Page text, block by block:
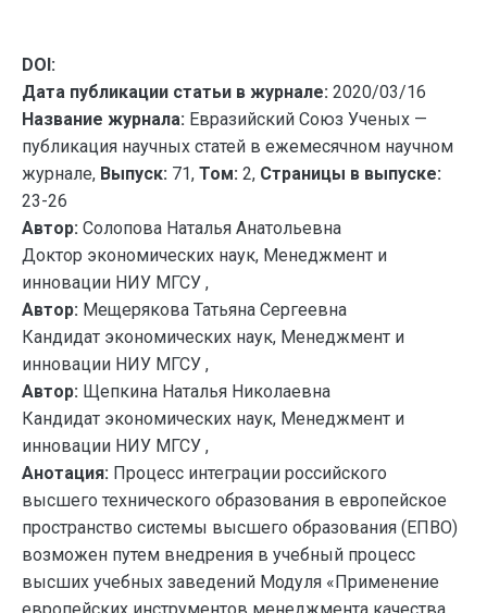
DOI:
Дата публикации статьи в журнале: 2020/03/16
Название журнала: Евразийский Союз Ученых —
публикация научных статей в ежемесячном научном
журнале, Выпуск: 71, Том: 2, Страницы в выпуске:
23-26
Автор: Солопова Наталья Анатольевна
Доктор экономических наук, Менеджмент и
инновации НИУ МГСУ ,
Автор: Мещерякова Татьяна Сергеевна
Кандидат экономических наук, Менеджмент и
инновации НИУ МГСУ ,
Автор: Щепкина Наталья Николаевна
Кандидат экономических наук, Менеджмент и
инновации НИУ МГСУ ,
Анотация: Процесс интеграции российского
высшего технического образования в европейское
пространство системы высшего образования (ЕПВО)
возможен путем внедрения в учебный процесс
высших учебных заведений Модуля «Применение